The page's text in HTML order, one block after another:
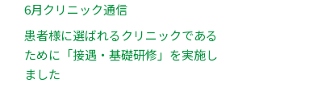
6月クリニック通信
患者様に選ばれるクリニックである
ために「接遇・基礎研修」を実施し
ました